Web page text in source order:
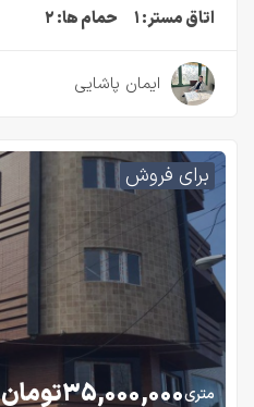
اتاق مستر:۱ حمام ها:۲
ایمان پاشایی
برای فروش
متری۳۵,۰۰۰,۰۰۰تومان